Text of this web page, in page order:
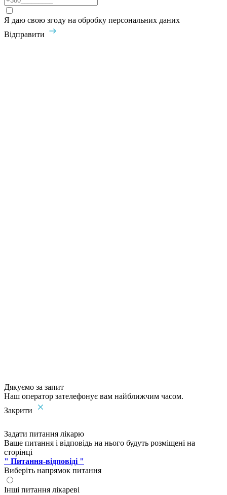
Я даю свою згоду на обробку персональних даних
Відправити
Дякуємо за запит
Наш оператор зателефонує вам найближчим часом.
Закрити
Задати питання лікарю
Ваше питання і відповідь на нього будуть розміщені на
сторінці
" Питання-відповіді "
Виберіть напрямок питання
Інші питання лікареві